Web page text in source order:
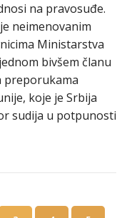
na pravosuđe.
neimenovanim
Ministarstva
bivšem članu
preporukama
koje je Srbija
sudija u potpunosti